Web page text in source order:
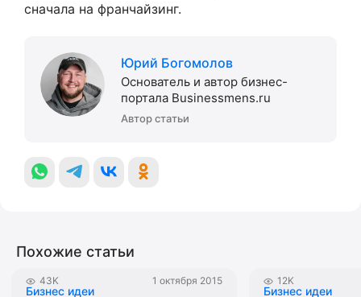
сначала на франчайзинг.
Юрий Богомолов
Основатель и автор бизнес-
портала Businessmens.ru
Автор статьи
Похожие статьи
43K 1 октября 2015
Бизнес идеи
12K
Бизнес идеи